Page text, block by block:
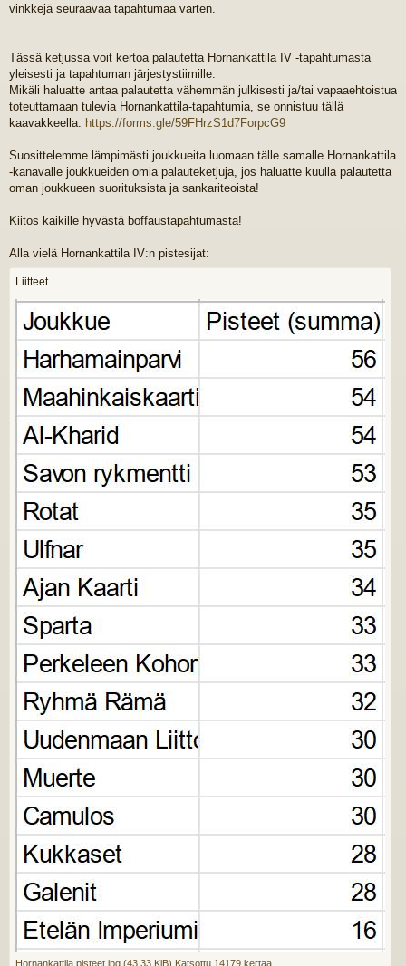
vinkkejä seuraavaa tapahtumaa varten.
Tässä ketjussa voit kertoa palautetta Hornankattila IV -tapahtumasta
yleisesti ja tapahtuman järjestystiimille.
Mikäli haluatte antaa palautetta vähemmän julkisesti ja/tai vapaaehtoistua
toteuttamaan tulevia Hornankattila-tapahtumia, se onnistuu tällä
kaavakkeella: https://forms.gle/59FHrzS1d7ForpcG9
Suosittelemme lämpimästi joukkueita luomaan tälle samalle Hornankattila
-kanavalle joukkueiden omia palauteketjuja, jos haluatte kuulla palautetta
oman joukkueen suorituksista ja sankariteoista!
Kiitos kaikille hyvästä boffaustapahtumasta!
Alla vielä Hornankattila IV:n pistesijat:
Liitteet
Hornankattila pisteet.jpg (43.33 KiB) Katsottu 14179 kertaa